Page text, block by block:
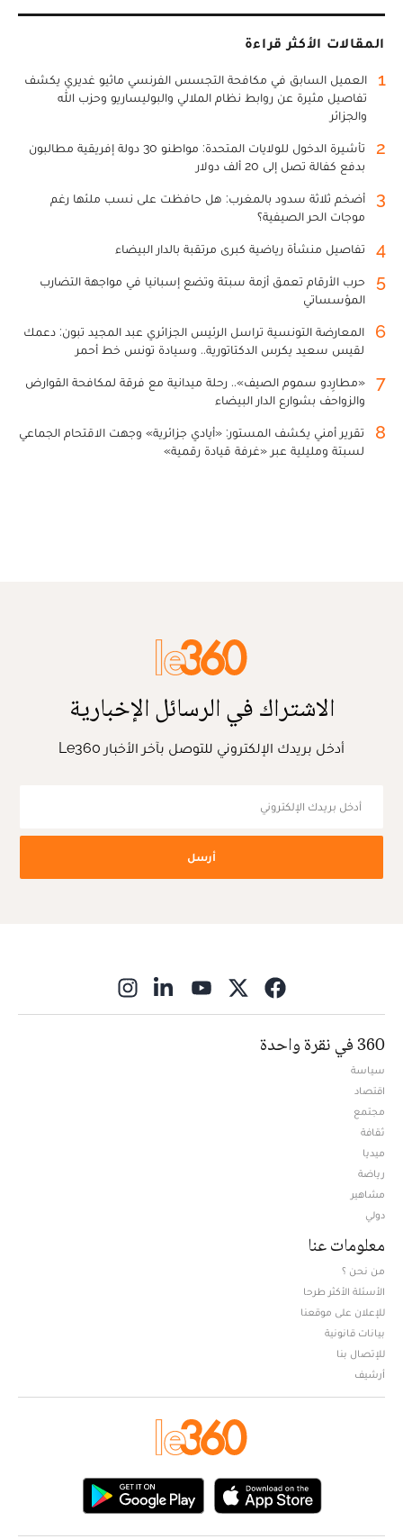
المقالات الأكثر قراءة
1
العميل السابق في مكافحة التجسس الفرنسي ماثيو غديري يكشف
تفاصيل مثيرة عن روابط نظام الملالي والبوليساريو وحزب الله
والجزائر
2
تأشيرة الدخول للولايات المتحدة: مواطنو 30 دولة إفريقية مطالبون
بدفع كفالة تصل إلى 20 ألف دولار
3
أضخم ثلاثة سدود بالمغرب: هل حافظت على نسب ملئها رغم
موجات الحر الصيفية؟
4 تفاصيل منشأة رياضية كبرى مرتقبة بالدار البيضاء
5
حرب الأرقام تعمق أزمة سبتة وتضع إسبانيا في مواجهة التضارب
المؤسساتي
6
المعارضة التونسية تراسل الرئيس الجزائري عبد المجيد تبون: دعمك
لقيس سعيد يكرس الدكتاتورية.. وسيادة تونس خط أحمر
7
«مطارِدو سموم الصيف».. رحلة ميدانية مع فرقة لمكافحة القوارض
والزواحف بشوارع الدار البيضاء
8
تقرير أمني يكشف المستور: «أيادي جزائرية» وجهت الاقتحام الجماعي
لسبتة ومليلية عبر «غرفة قيادة رقمية»
الاشتراك في الرسائل الإخبارية
أدخل بريدك الإلكتروني للتوصل بآخر الأخبار Le360
أرسل
360 في نقرة واحدة
سياسة
اقتصاد
مجتمع
ثقافة
ميديا
رياضة
مشاهير
دولي
معلومات عنا
من نحن ؟
الأسئلة الأكثر طرحا
للإعلان على موقعنا
بيانات قانونية
للإتصال بنا
أرشيف